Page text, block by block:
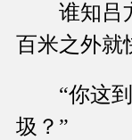
谁知吕方
百米之外就
“你这到
圾？”